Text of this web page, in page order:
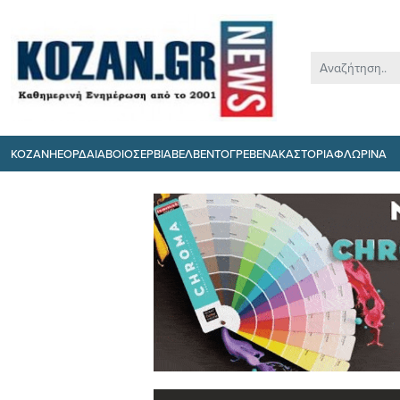
ΚΟΖΑΝΗΕΟΡΔΑΙΑΒΟΙΟΣΕΡΒΙΑΒΕΛΒΕΝΤΟΓΡΕΒΕΝΑΚΑΣΤΟΡΙΑΦΛΩΡΙΝΑ